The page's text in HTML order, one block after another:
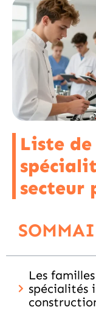
Liste de
secteur
Les
spécialités